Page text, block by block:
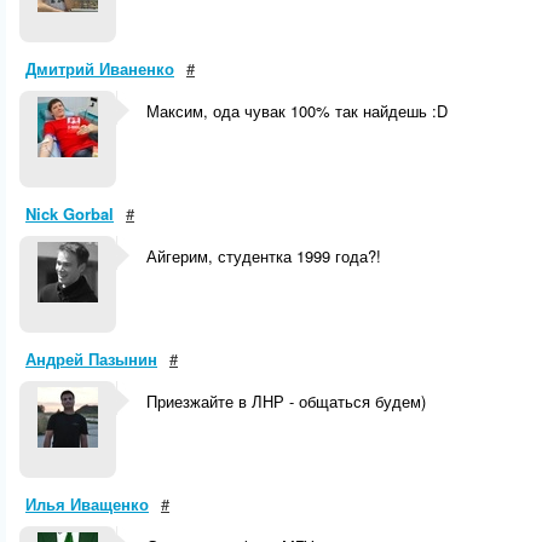
Дмитрий Иваненко #
Максим, ода чувак 100% так найдешь :D
Nick Gorbal #
Айгерим, студентка 1999 года?!
Андрей Пазынин #
Приезжайте в ЛНР - общаться будем)
Илья Иващенко #